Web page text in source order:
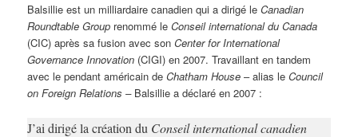
Balsillie est un milliardaire canadien qui a dirigé leCanadian
Roundtable Group renommé leConseil international du Canada
(CIC) après sa fusion avec sonCenter for International
Governance Innovation (CIGI) en 2007. Travaillant en tandem
avec le pendant américain de Chatham House – alias leCouncil
on Foreign Relations – Balsillie a déclaré en 2007 :
J’ai dirigé la création du Conseil international canadien